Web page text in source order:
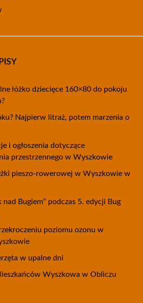
łóżko dziecięce 160×80 do pokoju
Najpierw litraż, potem marzenia o
i ogłoszenia dotyczące
przestrzennego w Wyszkowie
pieszo-rowerowej w Wyszkowie w
nad Bugiem” podczas 5. edycji Bug
poziomu ozonu w
w upalne dni
Wyszkowa w Obliczu